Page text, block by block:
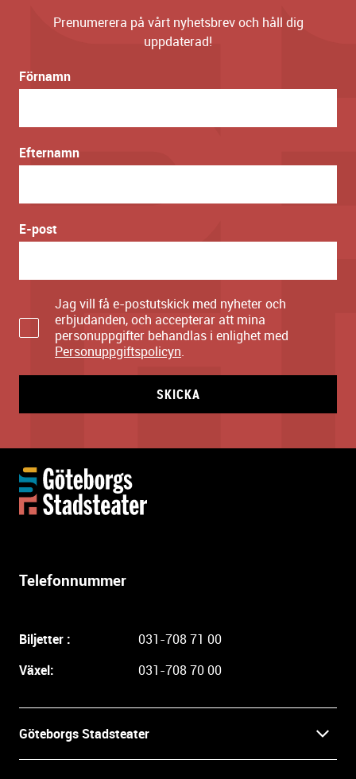
Prenumerera på vårt nyhetsbrev och håll dig
uppdaterad!
Förnamn
Efternamn
E-post
Jag vill få e-postutskick med nyheter och
erbjudanden, och accepterar att mina
personuppgifter behandlas i enlighet med
Personuppgiftspolicyn.
SKICKA
Telefonnummer
Biljetter :
031-708 71 00
Växel:
031-708 70 00
Göteborgs Stadsteater